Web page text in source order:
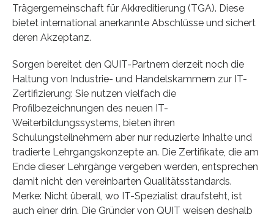
Trägergemeinschaft für Akkreditierung (TGA). Diese
bietet international anerkannte Abschlüsse und sichert
deren Akzeptanz.
Sorgen bereitet den QUIT-Partnern derzeit noch die
Haltung von Industrie- und Handelskammern zur IT-
Zertifizierung: Sie nutzen vielfach die
Profilbezeichnungen des neuen IT-
Weiterbildungssystems, bieten ihren
Schulungsteilnehmern aber nur reduzierte Inhalte und
tradierte Lehrgangskonzepte an. Die Zertifikate, die am
Ende dieser Lehrgänge vergeben werden, entsprechen
damit nicht den vereinbarten Qualitätsstandards.
Merke: Nicht überall, wo IT-Spezialist draufsteht, ist
auch einer drin. Die Gründer von QUIT weisen deshalb